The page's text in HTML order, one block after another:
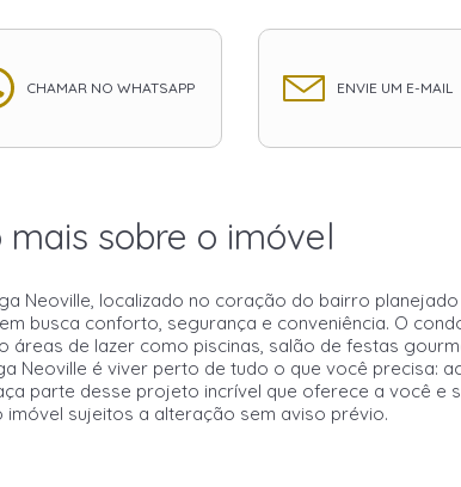
CHAMAR NO WHATSAPP ENVIE UM E-MAIL
mais sobre o imóvel
Neoville, localizado no coração do bairro
busca conforto, segurança e conveniência. O
de lazer como piscinas, salão de festas
Neoville é viver perto de tudo o que você precisa:
parte desse projeto incrível que oferece a você e
imóvel sujeitos a alteração sem aviso prévio.